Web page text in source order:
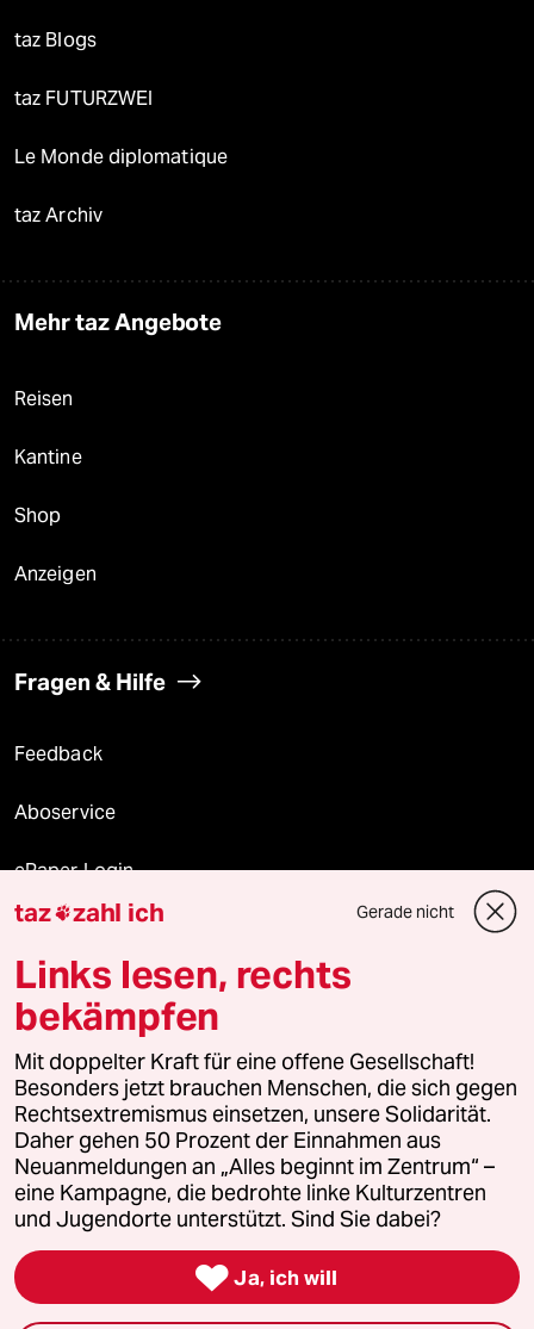
taz Blogs
taz FUTURZWEI
Le Monde diplomatique
taz Archiv
Mehr taz Angebote
Reisen
Kantine
Shop
Anzeigen
Fragen & Hilfe
Feedback
Aboservice
ePaper Login
Downloads für Abonnierende
© 2026 taz Verlags und Vertriebs GmbH
Alle Rechte vorbehalten. Bei rechtlichen Fragen oder für Genehmigungen
wenden Sie sich bitte an
lizenzen@taz.de
Feedback Redaktionsstatut Kommune-Richtlinien
Leitlinie Informant Datenschutz Impressum AGB
Seitenwende Einwilligungen widerrufen (Ads)
taz zahl ich Gerade nicht
Links lesen, rechts
bekämpfen
Mit doppelter Kraft für eine offene Gesellschaft!
Besonders jetzt brauchen Menschen, die sich gegen
Rechtsextremismus einsetzen, unsere Solidarität.
Daher gehen 50 Prozent der Einnahmen aus
Neuanmeldungen an „Alles beginnt im Zentrum“ –
eine Kampagne, die bedrohte linke Kulturzentren
und Jugendorte unterstützt. Sind Sie dabei?
 Ja, ich will